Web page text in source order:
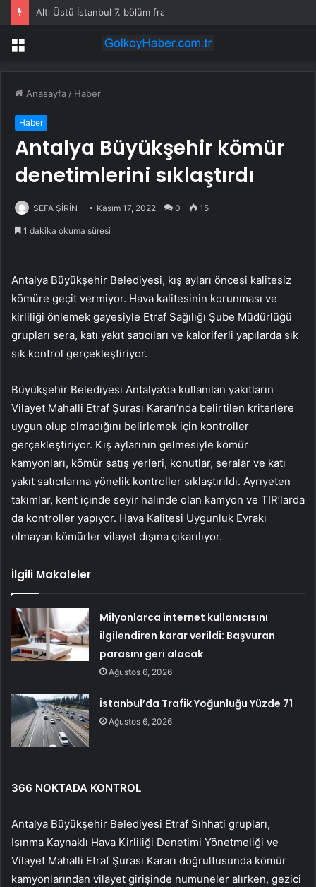
Altı Üstü İstanbul 7. bölüm fragmanı yayınlandı mı?
Menü
Anasayfa / Haber
Haber
Antalya Büyükşehir kömür
denetimlerini sıklaştırdı
SEFA ŞİRİN Kasım 17, 2022 0 15
1 dakika okuma süresi
Antalya Büyükşehir Belediyesi, kış ayları öncesi kalitesiz
kömüre geçit vermiyor. Hava kalitesinin korunması ve
kirliliği önlemek gayesiyle Etraf Sağılığı Şube Müdürlüğü
grupları sera, katı yakıt satıcıları ve kaloriferli yapılarda sık
sık kontrol gerçekleştiriyor.
Büyükşehir Belediyesi Antalya’da kullanılan yakıtların
Vilayet Mahalli Etraf Şurası Kararı’nda belirtilen kriterlere
uygun olup olmadığını belirlemek için kontroller
gerçekleştiriyor. Kış aylarının gelmesiyle kömür
kamyonları, kömür satış yerleri, konutlar, seralar ve katı
yakıt satıcılarına yönelik kontroller sıklaştırıldı. Ayrıyeten
takımlar, kent içinde seyir halinde olan kamyon ve TIR’larda
da kontroller yapıyor. Hava Kalitesi Uygunluk Evrakı
olmayan kömürler vilayet dışına çıkarılıyor.
İlgili Makaleler
Milyonlarca internet kullanıcısını
ilgilendiren karar verildi: Başvuran
parasını geri alacak
Ağustos 6, 2026
İstanbul’da Trafik Yoğunluğu Yüzde 71
Ağustos 6, 2026
366 NOKTADA KONTROL
Antalya Büyükşehir Belediyesi Etraf Sıhhati grupları,
Isınma Kaynaklı Hava Kirliliği Denetimi Yönetmeliği ve
Vilayet Mahalli Etraf Şurası Kararı doğrultusunda kömür
kamyonlarından vilayet girişinde numuneler alırken, gezici